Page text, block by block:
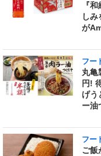
『
し
が
フー
丸亀
円!
げう
ー油
フー
ご飯